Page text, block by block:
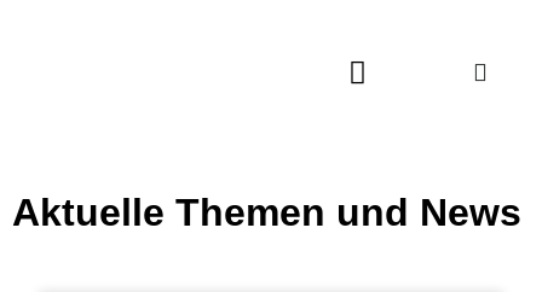
Aktuelle Themen und News